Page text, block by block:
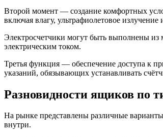
Второй момент — создание комфортных
включая влагу, ультрафиолетовое излучение
Электросчетчики могут быть выполнены из
электрическим током.
Третья функция — обеспечение доступа к
указаний, обязывающих устанавливать
Разновидности ящиков по
На рынке представлены различные
внутри.